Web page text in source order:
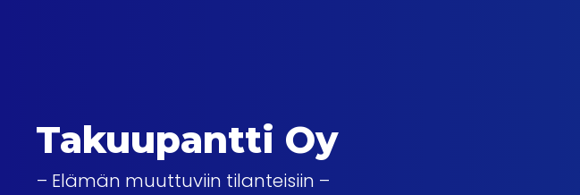
Takuupantti Oy
– Elämän muuttuviin tilanteisiin –